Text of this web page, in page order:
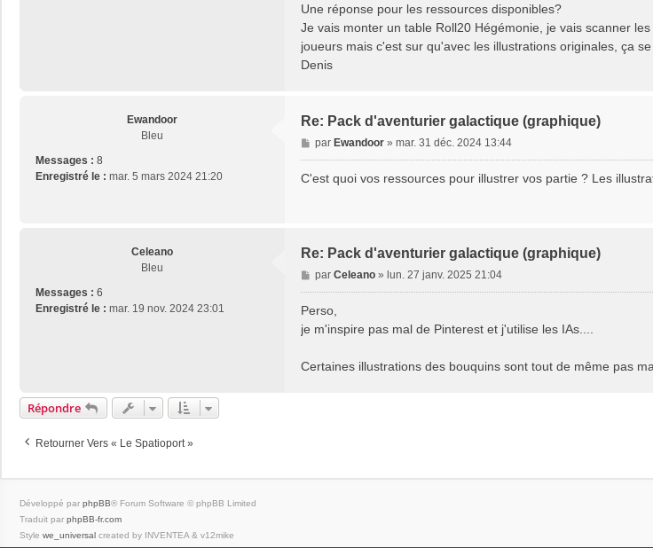
a
g
e
Une réponse pour les ressources disponibles?
Je vais monter un table Roll20 Hégémonie, je vais scanner
joueurs mais c'est sur qu'avec les illustrations originales, ça
Denis
Ewandoor
Bleu
Messages : 8
Enregistré le : mar. 5 mars 2024 21:20
Re: Pack d'aventurier galactique (graphique)
M
e
s
par Ewandoor» mar. 31 déc. 2024 13:44
C'est quoi vos ressources pour illustrer vos partie ? Les
Celeano
Bleu
Messages : 6
Enregistré le : mar. 19 nov. 2024 23:01
Re: Pack d'aventurier galactique (graphique)
M
e
a
e
par Celeano» lun. 27 janv. 2025 21:04
Perso,
je m'inspire pas mal de Pinterest et j'utilise les IAs....
Certaines illustrations des bouquins sont tout de même pas
Répondre
Retourner Vers « Le Spatioport »
Développé par phpBB® Forum Software © phpBB Limited
Traduit par phpBB-fr.com
Style we_universal created by INVENTEA & v12mike